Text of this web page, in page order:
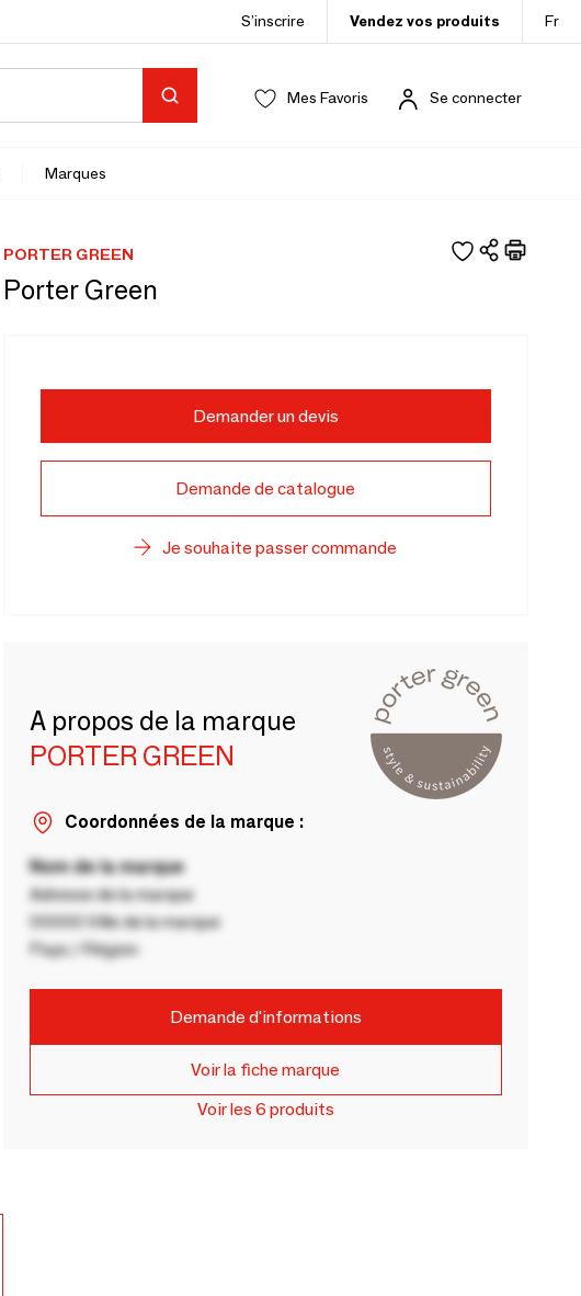
S’inscrire Vendez vos produits Fr
Mes Favoris Se connecter
Marques
PORTER GREEN
Porter Green
Demander un devis
Demande de catalogue
Je souhaite passer commande
A propos de la marque
PORTER GREEN
Coordonnées de la marque :
Nom de la marque
Adresse de la marque
00000 Ville de la marque
Pays / Région
Demande d'informations
Voir la fiche marque
Voir les 6 produits